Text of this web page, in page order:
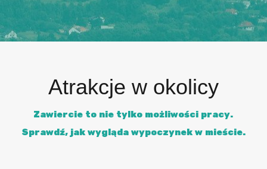
Atrakcje w okolicy
Zawiercie to nie tylko możliwości pracy.
Sprawdź, jak wygląda wypoczynek w mieście.